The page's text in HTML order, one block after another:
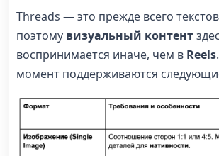
Threads — это прежде всего
поэтому визуальный контент
воспринимается иначе, чем в Reels
момент поддерживаются